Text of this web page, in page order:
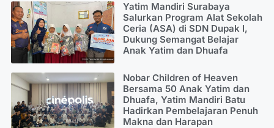
Yatim Mandiri Surabaya
Salurkan Program Alat Sekolah
Ceria (ASA) di SDN Dupak I,
Dukung Semangat Belajar
Anak Yatim dan Dhuafa
Nobar Children of Heaven
Bersama 50 Anak Yatim dan
Dhuafa, Yatim Mandiri Batu
Hadirkan Pembelajaran Penuh
Makna dan Harapan